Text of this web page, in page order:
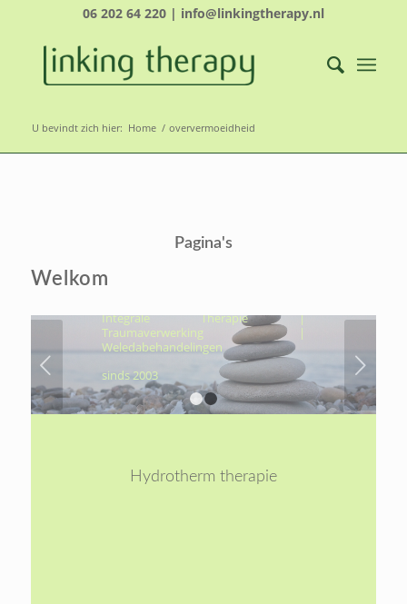
06 202 64 220 | info@linkingtherapy.nl
U bevindt zich hier: Home / oververmoeidheid
Pagina's
Welkom
ÉCHT NAAR JOUW
KERN, OM VOLUIT TE
LEVEN
Integrale Therapie |
Traumaverwerking |
Weledabehandelingen
sinds 2003
Volgende
1 2
Hydrotherm therapie